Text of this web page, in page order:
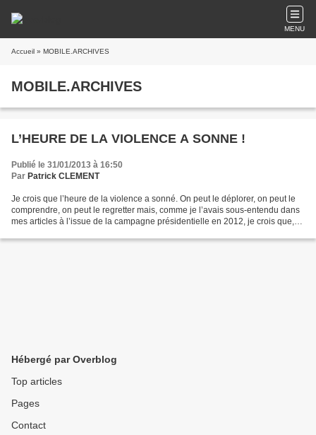
MENU
Accueil » MOBILE.ARCHIVES
MOBILE.ARCHIVES
L’HEURE DE LA VIOLENCE A SONNE !
Publié le 31/01/2013 à 16:50
Par Patrick CLEMENT
Je crois que l’heure de la violence a sonné. On peut le déplorer, on peut le
comprendre, on peut le regretter mais, comme je l’avais sous-entendu dans
mes articles à l’issue de la campagne présidentielle en 2012, je crois que,
Hébergé par Overblog
Top articles
Pages
Contact